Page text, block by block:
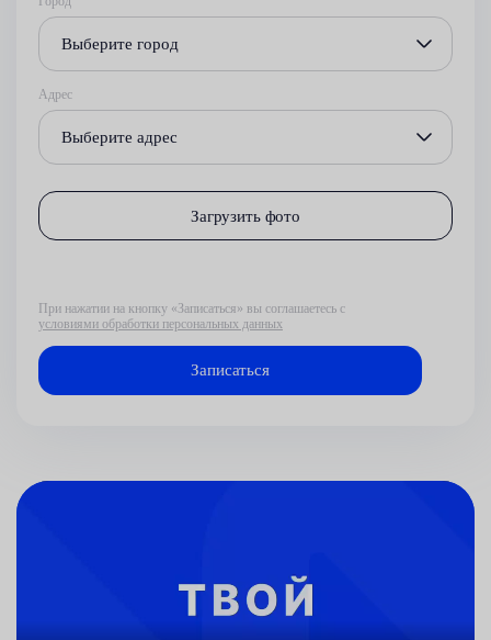
Выберите город
Адрес
Выберите адрес
Загрузить фото
При нажатии на кнопку «Записаться» вы соглашаетесь с
условиями обработки персональных данных